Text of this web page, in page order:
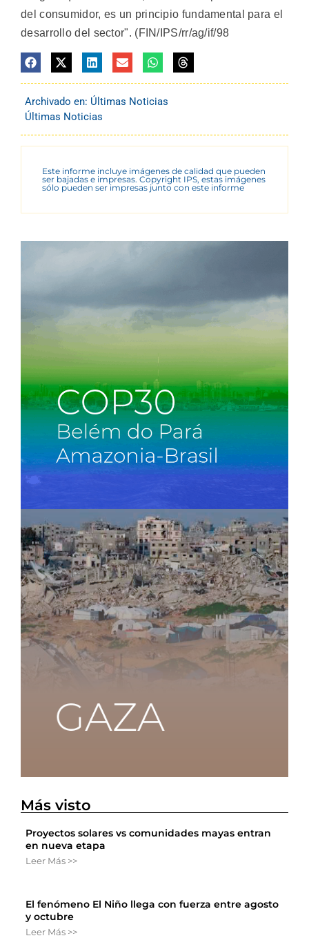
del consumidor, es un principio fundamental para el
desarrollo del sector". (FIN/IPS/rr/ag/if/98
Archivado en: Últimas Noticias
Últimas Noticias
Este informe incluye imágenes de calidad que pueden
ser bajadas e impresas. Copyright IPS, estas imágenes
sólo pueden ser impresas junto con este informe
Más visto
Proyectos solares vs comunidades mayas entran
en nueva etapa
Leer Más >>
El fenómeno El Niño llega con fuerza entre agosto
y octubre
Leer Más >>